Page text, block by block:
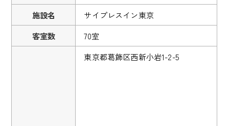
施設名
サイプレスイン東京
客室数
70室
東京都葛飾区西新小岩1-2-5